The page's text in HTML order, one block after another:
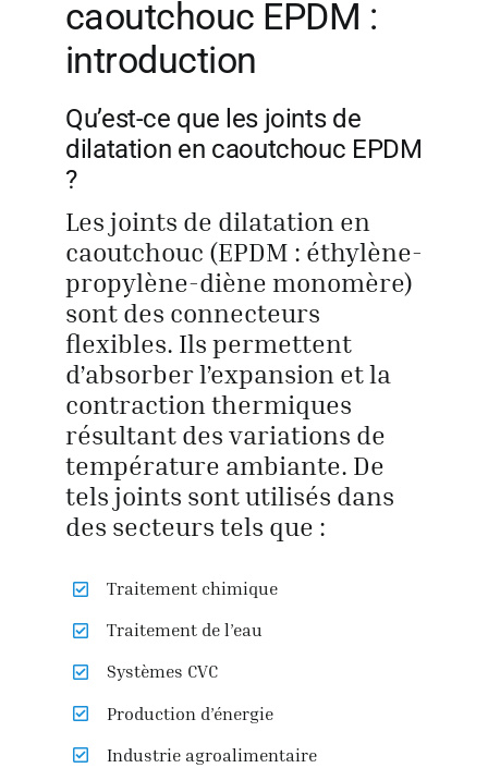
caoutchouc EPDM :
introduction
Qu’est-ce que les joints de
dilatation en caoutchouc EPDM
?
Les joints de dilatation en
caoutchouc (EPDM : éthylène-
propylène-diène monomère)
sont des connecteurs
flexibles. Ils permettent
d’absorber l’expansion et la
contraction thermiques
résultant des variations de
température ambiante. De
tels joints sont utilisés dans
des secteurs tels que :
Traitement chimique
Traitement de l’eau
Systèmes CVC
Production d’énergie
Industrie agroalimentaire